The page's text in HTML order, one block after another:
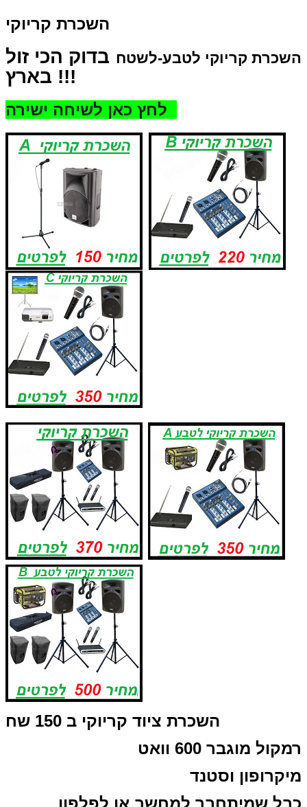
השכרת קריוקי
השכרת קריוקי לטבע-לשטח בדוק הכי זול
בארץ !!!
לחץ כאן לשיחה ישירה
השכרת ציוד קריוקי ב 150 שח
רמקול מוגבר 600 וואט
מיקרופון וסטנד